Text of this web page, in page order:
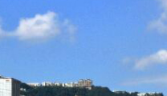
公正處理黎智英求情 罪
苑火災獨立委員會工作
題